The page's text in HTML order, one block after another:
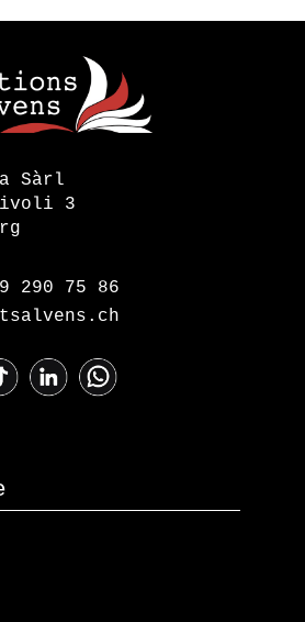
Sàrl
3
290 75 86